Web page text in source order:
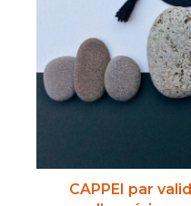
CAPPEI par